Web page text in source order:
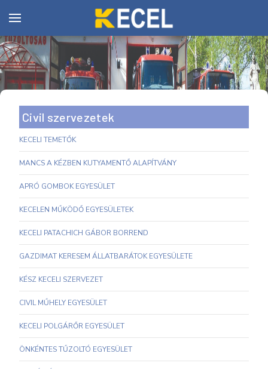
Civil szervezetek
KECELI TEMETŐK
MANCS A KÉZBEN KUTYAMENTŐ ALAPÍTVÁNY
APRÓ GOMBOK EGYESÜLET
KECELEN MŰKÖDŐ EGYESÜLETEK
KECELI PATACHICH GÁBOR BORREND
GAZDIMAT KERESEM ÁLLATBARÁTOK EGYESÜLETE
KÉSZ KECELI SZERVEZET
CIVIL MŰHELY EGYESÜLET
KECELI POLGÁRŐR EGYESÜLET
ÖNKÉNTES TŰZOLTÓ EGYESÜLET